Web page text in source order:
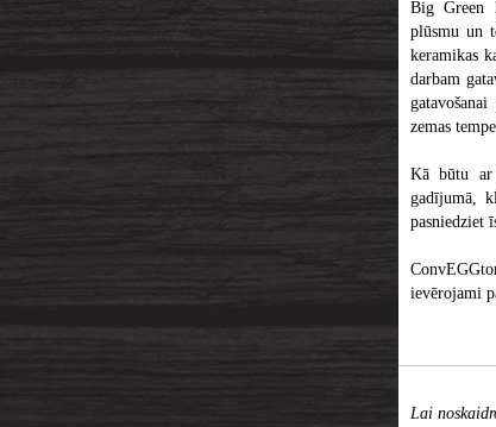
Big Green
plūsmu un
keramikas
darbam
zemas
Kā būtu
gadījumā,
pasniedziet
ievērojami
Lai